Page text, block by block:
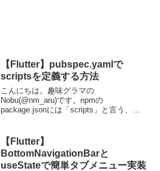
【Flutter】pubspec.yamlで
scriptsを定義する方法
こんにちは。趣味グラマの
Nobu(@nm_aru)です。npmの
package.jsonには「scripts」と言う、実
る時など、予め定義しておく事で簡単に
実行出来るよ...
【Flutter】
BottomNavigationBarと
useStateで簡単タブメニュー実装